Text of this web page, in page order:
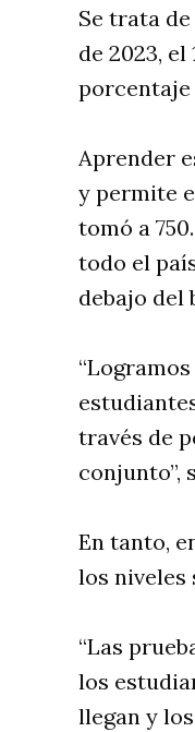
Se trata
de 2023,
porcentaje
Aprender
y permite
tomó a
todo el
debajo del
través de
conjunto”,
En tanto,
los niveles
“Las
los
llegan y